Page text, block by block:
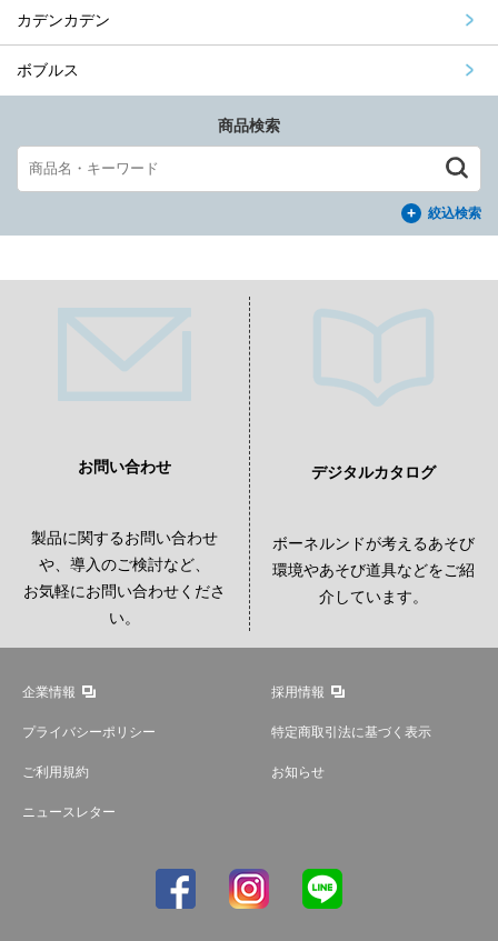
カデンカデン
ボブルス
商品検索
絞込検索
お問い合わせ
製品に関するお問い合わせ
や、導入のご検討など、
お気軽にお問い合わせくださ
い。
デジタルカタログ
ボーネルンドが考えるあそび
環境やあそび道具などをご紹
介しています。
企業情報 採用情報
プライバシーポリシー 特定商取引法に基づく表示
ご利用規約 お知らせ
ニュースレター